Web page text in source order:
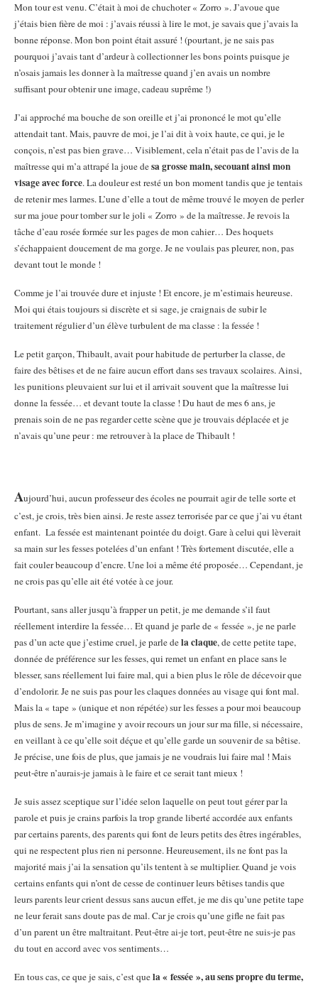
Mon tour est venu. C’était à moi de chuchoter « Zorro ». J’avoue que
j’étais bien fière de moi : j’avais réussi à lire le mot, je savais que j’avais la
bonne réponse. Mon bon point était assuré ! (pourtant, je ne sais pas
pourquoi j’avais tant d’ardeur à collectionner les bons points puisque je
n’osais jamais les donner à la maîtresse quand j’en avais un nombre
suffisant pour obtenir une image, cadeau suprême !)
J’ai approché ma bouche de son oreille et j’ai prononcé le mot qu’elle
attendait tant. Mais, pauvre de moi, je l’ai dit à voix haute, ce qui, je le
conçois, n’est pas bien grave… Visiblement, cela n’était pas de l’avis de la
maîtresse qui m’a attrapé la joue desa grosse main, secouant ainsi mon
visage avec force. La douleur est resté un bon moment tandis que je tentais
de retenir mes larmes. L’une d’elle a tout de même trouvé le moyen de perler
sur ma joue pour tomber sur le joli « Zorro » de la maîtresse. Je revois la
tâche d’eau rosée formée sur les pages de mon cahier… Des hoquets
s’échappaient doucement de ma gorge. Je ne voulais pas pleurer, non, pas
devant tout le monde !
Comme je l’ai trouvée dure et injuste ! Et encore, je m’estimais heureuse.
Moi qui étais toujours si discrète et si sage, je craignais de subir le
traitement régulier d’un élève turbulent de ma classe : la fessée !
Le petit garçon, Thibault, avait pour habitude de perturber la classe, de
faire des bêtises et de ne faire aucun effort dans ses travaux scolaires. Ainsi,
les punitions pleuvaient sur lui et il arrivait souvent que la maîtresse lui
donne la fessée… et devant toute la classe ! Du haut de mes 6 ans, je
prenais soin de ne pas regarder cette scène que je trouvais déplacée et je
n’avais qu’une peur : me retrouver à la place de Thibault !
Aujourd’hui, aucun professeur des écoles ne pourrait agir de telle sorte et
c’est, je crois, très bien ainsi. Je reste assez terrorisée par ce que j’ai vu étant
enfant. La fessée est maintenant pointée du doigt.Gare à celui qui lèverait
sa main sur les fesses potelées d’un enfant ! Très fortement discutée, elle a
fait couler beaucoup d’encre. Une loi a même été proposée… Cependant, je
ne crois pas qu’elle ait été votée à ce jour.
Pourtant, sans aller jusqu’à frapper un petit, je me demande s’il faut
réellement interdire la fessée… Et quand je parle de « fessée », je ne parle
pas d’un acte que j’estime cruel, je parle dela claque, de cette petite tape,
donnée de préférence sur les fesses, qui remet un enfant en place sans le
blesser, sans réellement lui faire mal, qui a bien plus le rôle de décevoir que
d’endolorir. Je ne suis pas pour les claques données au visage qui font mal.
Mais la « tape » (unique et non répétée) sur les fesses a pour moi beaucoup
plus de sens. Je m’imagine y avoir recours un jour sur ma fille, si nécessaire,
en veillant à ce qu’elle soit déçue et qu’elle garde un souvenir de sa bêtise.
Je précise, une fois de plus, que jamais je ne voudrais lui faire mal ! Mais
peut-être n’aurais-je jamais à le faire et ce serait tant mieux !
Je suis assez sceptique sur l’idée selon laquelle on peut tout gérer par la
parole et puis jecrains parfois la trop grande liberté accordée aux enfants
par certains parents, des parents qui font de leurs petits des êtres ingérables,
qui ne respectent plus rien ni personne. Heureusement, ils ne font pas la
majorité mais j’ai la sensation qu’ils tentent à se multiplier.Quand je vois
certains enfants qui n’ont de cesse de continuer leurs bêtises tandis que
leurs parents leur crient dessus sans aucun effet, je me dis qu’une petite tape
ne leur ferait sans doute pas de mal. Car je crois qu’une gifle ne fait pas
d’un parent un être maltraitant. Peut-être ai-je tort, peut-être ne suis-je pas
du tout en accord avec vos sentiments…
En tous cas, ce que je sais, c’est quela « fessée », au sens propre du terme,